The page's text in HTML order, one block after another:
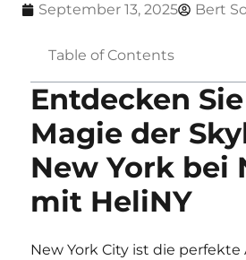
September 13, 2025 Bert
Table of Contents
Entdecken
Magie der
New York bei
mit HeliNY
New York City ist die perfekte